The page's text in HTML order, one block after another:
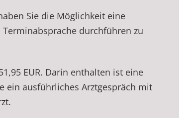
Sie die Möglichkeit eine
durchführen zu
EUR. Darin enthalten ist eine
ein ausführliches Arztgespräch mit